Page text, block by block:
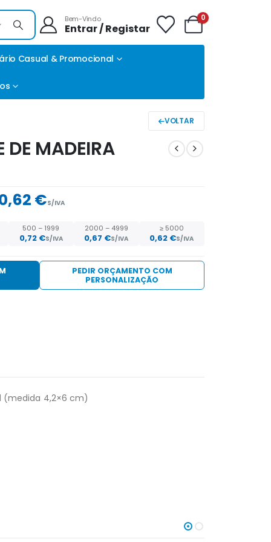
Bem-Vindo
Entrar / Registar
0
Casual & Promocional
VOLTAR
DE MADEIRA
€S/IVA
500 – 1999
0,72 €S/IVA
2000 – 4999
0,67 €S/IVA
≥ 5000
0,62 €S/IVA
PEDIR ORÇAMENTO COM
PERSONALIZAÇÃO
(medida 4,2×6 cm)